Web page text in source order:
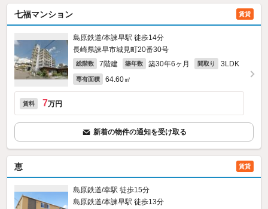
七福マンション 賃貸
島原鉄道/本諫早駅 徒歩14分
長崎県諫早市城見町20番30号
総階数 7階建 築年数 築30年6ヶ月 間取り 3LDK
専有面積 64.60㎡
賃料 7万円
新着の物件の通知を受け取る
恵 賃貸
島原鉄道/幸駅 徒歩15分
島原鉄道/本諫早駅 徒歩13分